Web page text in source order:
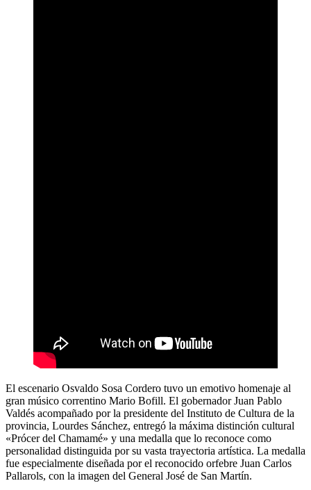
El escenario Osvaldo Sosa Cordero tuvo un emotivo homenaje al
gran músico correntino Mario Bofill. El gobernador Juan Pablo
Valdés acompañado por la presidente del Instituto de Cultura de la
provincia, Lourdes Sánchez, entregó la máxima distinción cultural
«Prócer del Chamamé» y una medalla que lo reconoce como
personalidad distinguida por su vasta trayectoria artística. La medalla
fue especialmente diseñada por el reconocido orfebre Juan Carlos
Pallarols, con la imagen del General José de San Martín.